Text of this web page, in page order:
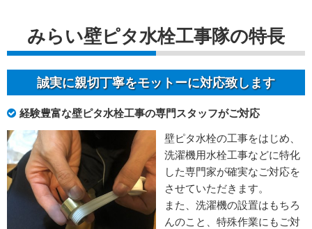
みらい壁ピタ水栓工事隊の特長
誠実に親切丁寧をモットーに対応致します
経験豊富な壁ピタ水栓工事の専門スタッフがご対応
壁ピタ水栓の工事をはじめ、
洗濯機用水栓工事などに特化
した専門家が確実なご対応を
させていただきます。
また、洗濯機の設置はもちろ
んのこと、特殊作業にもご対